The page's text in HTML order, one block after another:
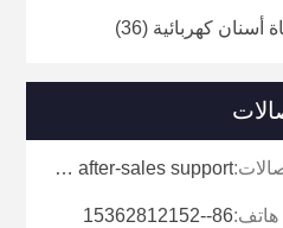
أسنان كهربائية (36)
Miss. Doris-Retail and after-sales support
هاتف:86--15362812152